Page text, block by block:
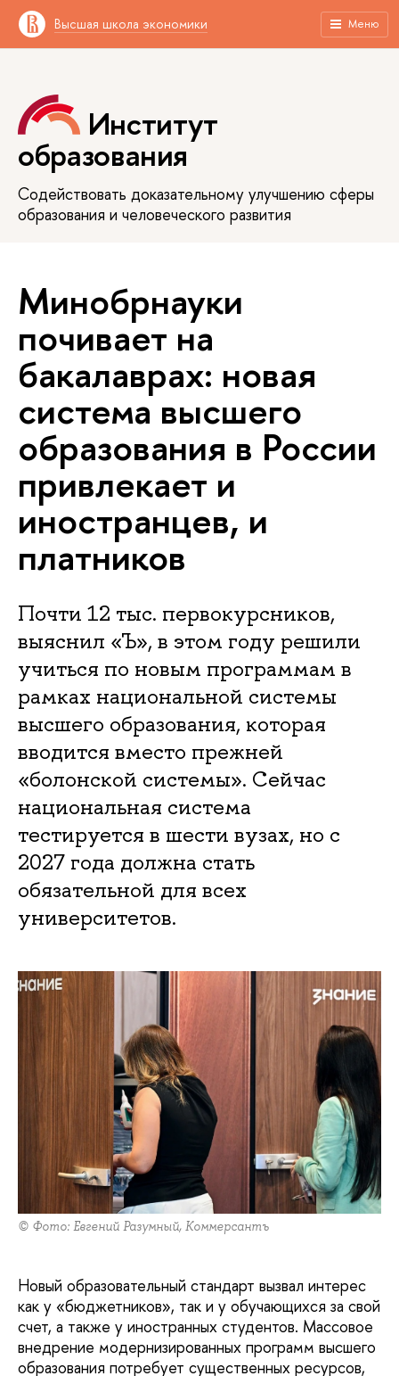
Высшая школа экономики Меню
Институт
образования
Содействовать доказательному улучшению сферы
образования и человеческого развития
Минобрнауки
почивает на
бакалаврах: новая
система высшего
образования в России
привлекает и
иностранцев, и
платников
Почти 12 тыс. первокурсников,
выяснил «Ъ», в этом году решили
учиться по новым программам в
рамках национальной системы
высшего образования, которая
вводится вместо прежней
«болонской системы». Сейчас
национальная система
тестируется в шести вузах, но с
2027 года должна стать
обязательной для всех
университетов.
© Фото: Евгений Разумный, Коммерсантъ
Новый образовательный стандарт вызвал интерес
как у «бюджетников», так и у обучающихся за свой
счет, а также у иностранных студентов. Массовое
внедрение модернизированных программ высшего
образования потребует существенных ресурсов,